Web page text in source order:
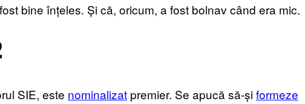
bine înțeles. Și că, oricum, a fost bolnav când era mic.
SIE, este nominalizat premier. Se apucă să-șiformeze